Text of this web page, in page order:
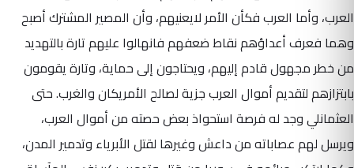
العرب، وأما العرب فكأن الأمر لايعنيهم، وأن المصير المشترك أصبح
وهما فعرف أعداؤهم نقاط ضعفهم فانهالوا عليهم تارة بالتهديد
من خطر مجهول قادم إليهم، ويحتاجون إلى حماية، وتارة يقومون
بابتزازهم لتقديم أموال العرب جزية لصالح الأمريكان والغرب. حتى
العثمانلي وجد له فرصة استحواذ بعض حصته من أموال العرب،
ويرسل لهم عصاباته من داعش وغيرها لقتل الأبرياء وتدمير المدن،